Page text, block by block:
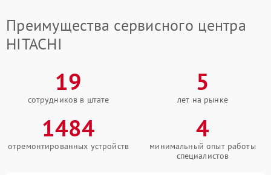
Преимущества сервисного центра
HITACHI
19
сотрудников в штате
5
лет на рынке
1484
отремонтированных устройств
4
минимальный опыт работы
специалистов